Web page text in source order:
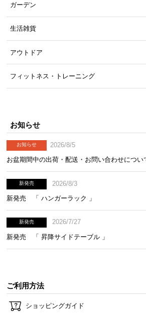
も無償で対応。 ご購入1年以内に
た場合、新しくご交換させて頂き
ガーデン
生活雑貨
アウトドア
フィットネス・トレーニング
お知らせ
お知らせ
2026/8/5
お盆期間中の出荷・配送・お問い合わせについ
新発売
2026/8/3
新発売 「 ハンガーラック 」
新発売
2026/7/27
新発売 「 昇降サイドテーブル 」
ご利用方法
ショッピングガイド